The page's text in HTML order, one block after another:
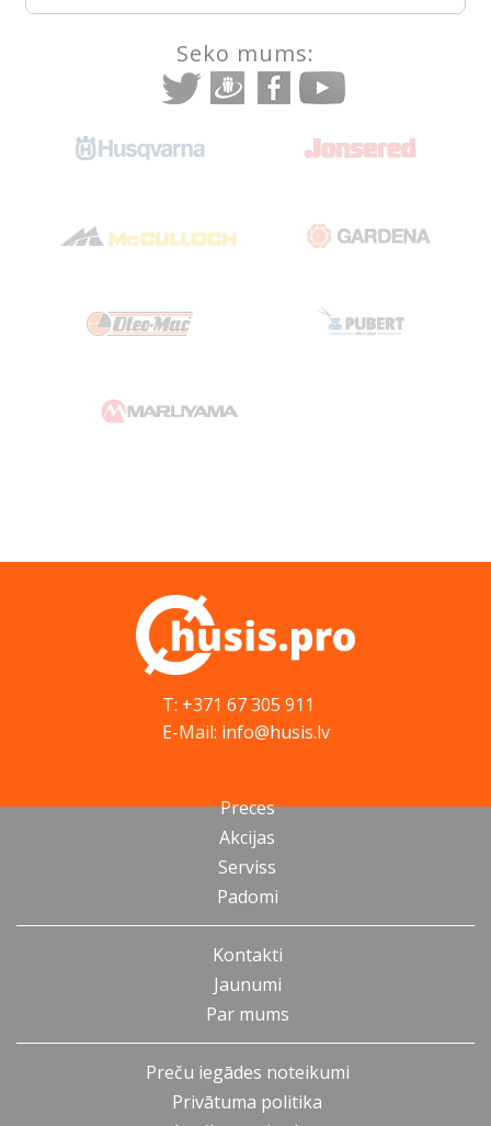
Seko mums:
T: +371 67 305 911
E-Mail: info@husis.lv
Preces
Akcijas
Serviss
Padomi
Kontakti
Jaunumi
Par mums
Preču iegādes noteikumi
Privātuma politika